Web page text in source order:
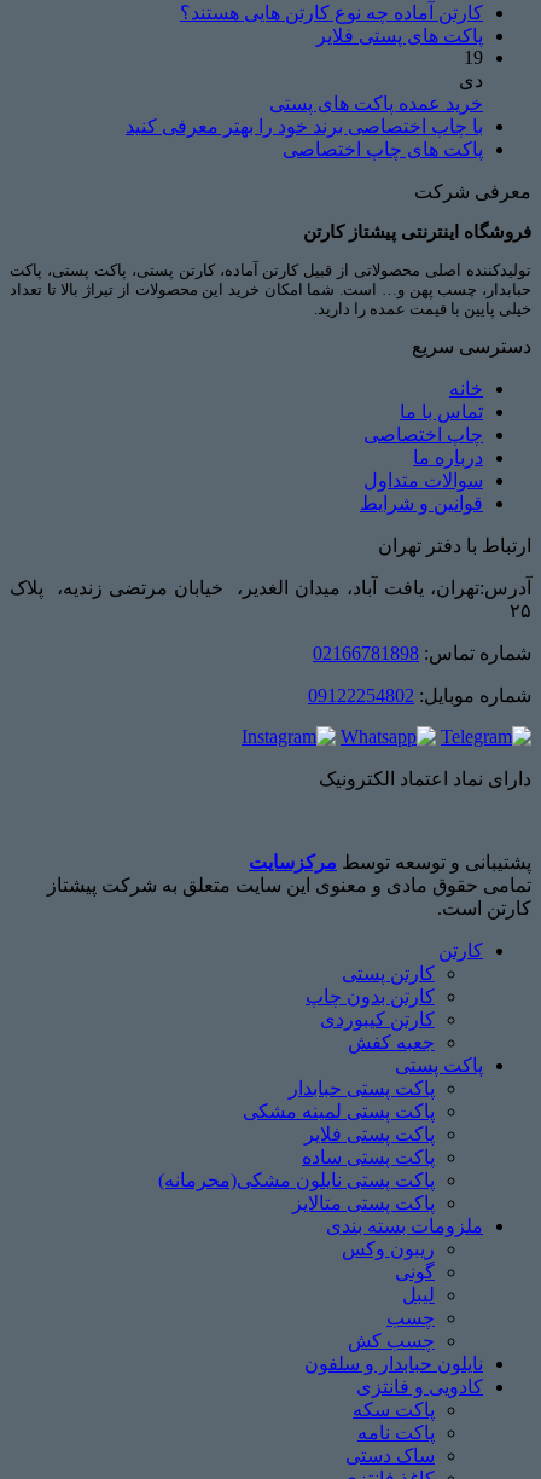
کارتن آماده چه نوع کارتن هایی هستند؟
پاکت های پستی فلایر
19
دی
خرید عمده پاکت های پستی
با چاپ اختصاصی برند خود را بهتر معرفی کنید
پاکت های چاپ اختصاصی
معرفی شرکت
فروشگاه اینترنتی پیشتاز کارتن
تولیدکننده اصلی محصولاتی از قبیل کارتن آماده، کارتن پستی، پاکت پستی، پاکت
حبابدار، چسب پهن و… است. شما امکان خرید این محصولات از تیراژ بالا تا تعداد
خیلی پایین با قیمت عمده را دارید.
دسترسی سریع
خانه
تماس با ما
چاپ اختصاصی
درباره ما
سوالات متداول
قوانین و شرایط
ارتباط با دفتر تهران
آدرس:تهران، یافت آباد، میدان الغدیر، خیابان مرتضی زندیه، پلاک
۲۵
شماره تماس: 02166781898
شماره موبایل: 09122254802
دارای نماد اعتماد الکترونیک
پشتیبانی و توسعه توسط مرکزسایت
تمامی حقوق مادی و معنوی این سایت متعلق به شرکت پیشتاز
کارتن است.
کارتن
کارتن پستی
کارتن بدون چاپ
کارتن کیبوردی
جعبه کفش
پاکت پستی
پاکت پستی حبابدار
پاکت پستی لمینه مشکی
پاکت پستی فلایر
پاکت پستی ساده
پاکت پستی نایلون مشکی(محرمانه)
پاکت پستی متالایز
ملزومات بسته بندی
ریبون وکس
گونی
لیبل
چسب
چسب ‌کش
نایلون حبابدار و سلفون
کادویی و فانتزی
پاکت سکه
پاکت نامه
ساک دستی